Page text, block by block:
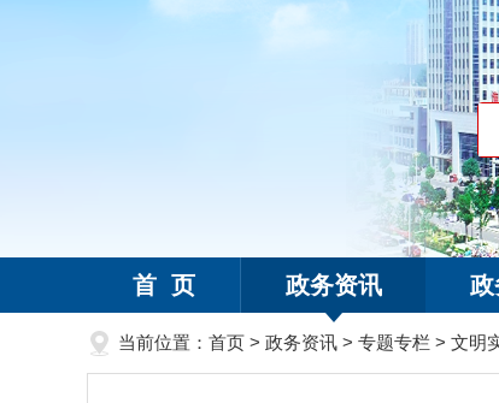
搜
首 页 政务资讯 政
当前位置： 首页 > 政务资讯 > 专题专栏 > 文明